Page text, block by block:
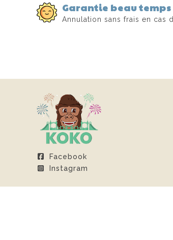
Garantie beau temps
Annulation sans frais en cas
Facebook
Instagram